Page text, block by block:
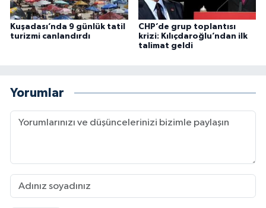
Kuşadası’nda 9 günlük tatil
turizmi canlandırdı
CHP’de grup toplantısı
krizi: Kılıçdaroğlu’ndan ilk
talimat geldi
Yorumlar